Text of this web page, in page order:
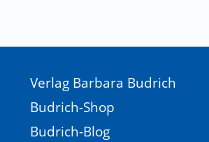
Verlag Barbara Budrich
Budrich-Shop
Budrich-Blog